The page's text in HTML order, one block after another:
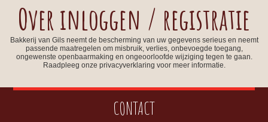
Over inloggen / registratie
Bakkerij van Gils neemt de bescherming van uw gegevens serieus en neemt
passende maatregelen om misbruik, verlies, onbevoegde toegang,
ongewenste openbaarmaking en ongeoorloofde wijziging tegen te gaan.
Raadpleeg onze privacyverklaring voor meer informatie.
CONTACT